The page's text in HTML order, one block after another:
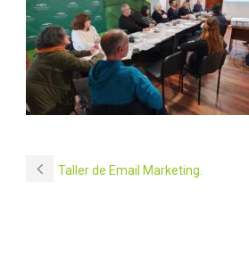
Taller de Email Marketing.